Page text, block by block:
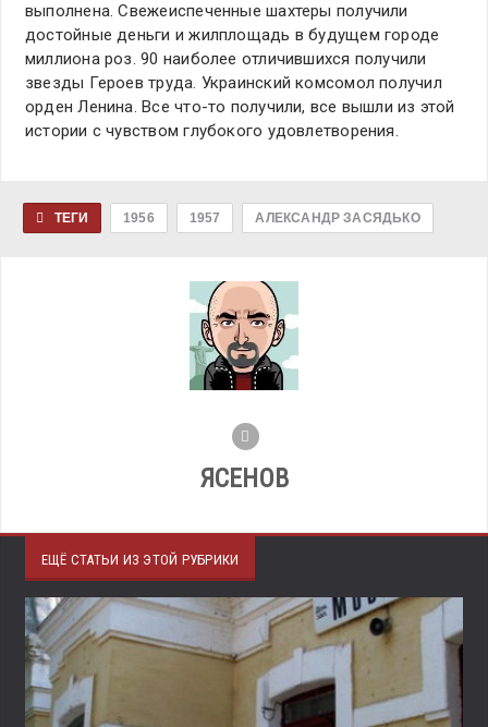
выполнена. Свежеиспеченные шахтеры получили
достойные деньги и жилплощадь в будущем городе
миллиона роз. 90 наиболее отличившихся получили
звезды Героев труда. Украинский комсомол получил
орден Ленина. Все что-то получили, все вышли из этой
истории с чувством глубокого удовлетворения.
ТЕГИ 1956 1957 АЛЕКСАНДР ЗАСЯДЬКО
ЯСЕНОВ
ЕЩЁ СТАТЬИ ИЗ ЭТОЙ РУБРИКИ